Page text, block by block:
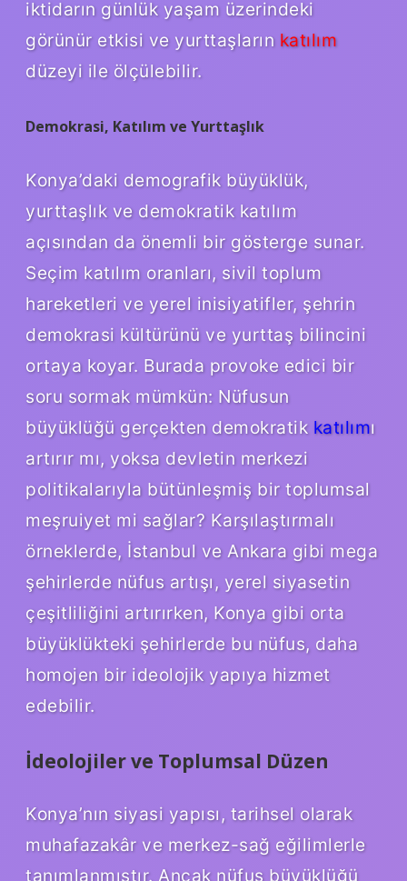
iktidarın günlük yaşam üzerindeki
görünür etkisi ve yurttaşların katılım
düzeyi ile ölçülebilir.
Demokrasi, Katılım ve Yurttaşlık
Konya’daki demografik büyüklük,
yurttaşlık ve demokratik katılım
açısından da önemli bir gösterge sunar.
Seçim katılım oranları, sivil toplum
hareketleri ve yerel inisiyatifler, şehrin
demokrasi kültürünü ve yurttaş bilincini
ortaya koyar. Burada provoke edici bir
soru sormak mümkün: Nüfusun
büyüklüğü gerçekten demokratik katılımı
artırır mı, yoksa devletin merkezi
politikalarıyla bütünleşmiş bir toplumsal
meşruiyet mi sağlar? Karşılaştırmalı
örneklerde, İstanbul ve Ankara gibi mega
şehirlerde nüfus artışı, yerel siyasetin
çeşitliliğini artırırken, Konya gibi orta
büyüklükteki şehirlerde bu nüfus, daha
homojen bir ideolojik yapıya hizmet
edebilir.
İdeolojiler ve Toplumsal Düzen
Konya’nın siyasi yapısı, tarihsel olarak
muhafazakâr ve merkez-sağ eğilimlerle
tanımlanmıştır. Ancak nüfus büyüklüğü